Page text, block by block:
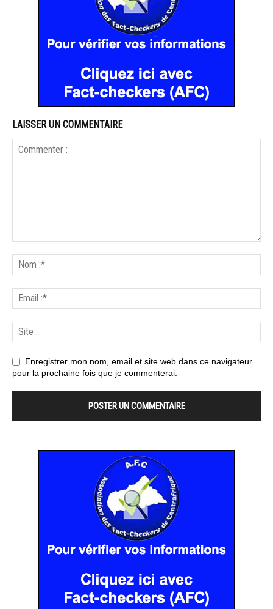
LAISSER UN COMMENTAIRE
Enregistrer mon nom, email et site web dans ce navigateur
pour la prochaine fois que je commenterai.